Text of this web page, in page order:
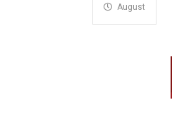
August 4, 2026